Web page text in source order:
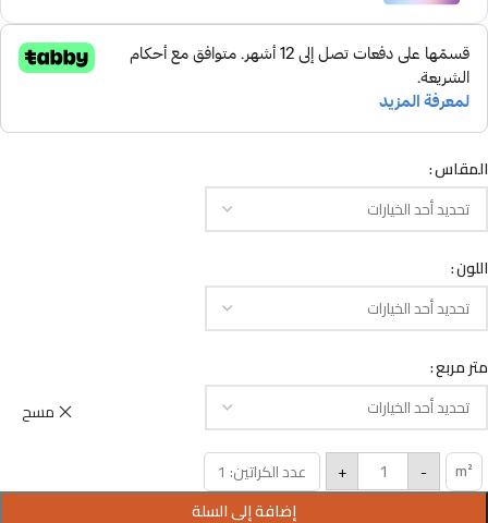
المقاس
اللون
متر مربع
مسح
m²
-
+
عدد الكراتين: 1
إضافة إلى السلة